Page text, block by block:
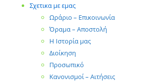
Σχετικα με εμας
Ωράριο – Επικοινωνία
Όραμα – Αποστολή
Η Ιστορία μας
Διοίκηση
Προσωπικό
Κανονισμοί – Αιτήσεις